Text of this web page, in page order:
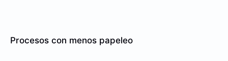
Procesos con menos papeleo